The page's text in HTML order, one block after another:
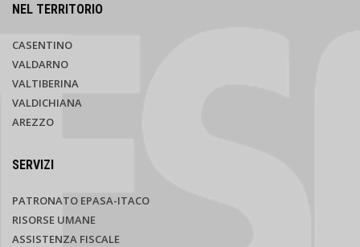
NEL TERRITORIO
CASENTINO
VALDARNO
VALTIBERINA
VALDICHIANA
AREZZO
SERVIZI
PATRONATO EPASA-ITACO
RISORSE UMANE
ASSISTENZA FISCALE